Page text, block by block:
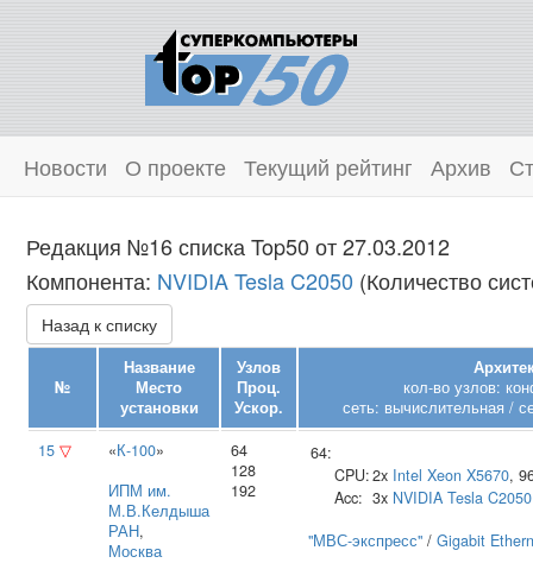
Новости О проекте Текущий рейтинг Архив
Редакция №16 списка Top50 от 27.03.2012
Компонента: NVIDIA Tesla C2050 (Количество
Назад к списку
№
Название
Место
установки
Узлов
Проц.
Ускор.
кол-во узлов:
сеть: вычислительная /
15 ▽ «К-100»
ИПМ им.
М.В.Келдыша
РАН,
Москва
64
128
192
64:
CPU:2x Intel Xeon X5670,
Acc: 3x NVIDIA Tesla C2050
"МВС-экспресс" / Gigabit